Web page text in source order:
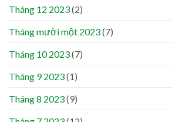
Tháng 12 2023(2)
Tháng mười một 2023(7)
Tháng 10 2023(7)
Tháng 9 2023(1)
Tháng 8 2023(9)